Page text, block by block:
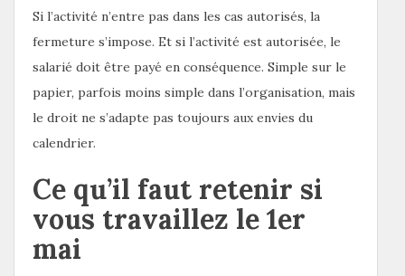
Si l’activité n’entre pas dans les cas autorisés, la
fermeture s’impose. Et si l’activité est autorisée, le
salarié doit être payé en conséquence. Simple sur le
papier, parfois moins simple dans l’organisation, mais
le droit ne s’adapte pas toujours aux envies du
calendrier.
Ce qu’il faut retenir si
vous travaillez le 1er
mai